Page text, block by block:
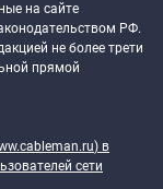
на сайте
РФ.
не более трети
прямой
) в
сети